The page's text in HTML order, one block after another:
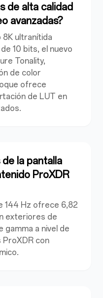
de alta calidad
avanzadas?
8K ultranítida
10 bits, el nuevo
Tonality,
de color
ofrece
de LUT en
la pantalla
ProXDR
144 Hz ofrece 6,82
exteriores de
gamma a nivel de
ProXDR con